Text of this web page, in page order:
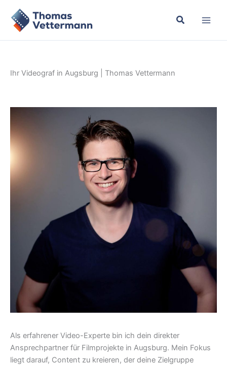
Inhalt
springen
Ihr Videograf in Augsburg | Thomas Vettermann
Als erfahrener Video-Experte bin ich dein direkter
Ansprechpartner für Filmprojekte in Augsburg. Mein Fokus
liegt darauf, Content zu kreieren, der deine Zielgruppe